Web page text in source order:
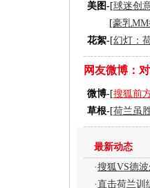
美图-[球迷创
[豪乳
花絮-[幻灯：
网友微博：
微博-[搜狐前
草根-[荷兰虽
最新动态
·搜狐VS德
·直击荷兰训